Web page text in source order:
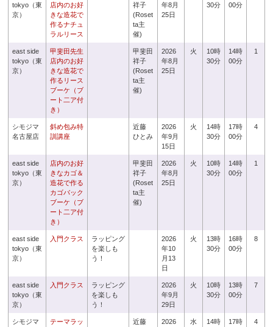
tokyo（東
京）
店内のお好
きな造花で
作るナチュ
ラルリース
祥子
(Roset
ta主
催)
年8月
25日
30分
00分
east side
tokyo（東
京）
甲斐田先生
店内のお好
きな造花で
作るリース
ブーケ（ブ
ート二ア付
き）
甲斐田
祥子
(Roset
ta主
催)
2026
年8月
25日
火
10時
30分
14時
00分
1
シモジマ
名古屋店
斜め包み特
訓講座
近藤
ひとみ
2026
年9月
15日
火
14時
30分
17時
00分
4
east side
tokyo（東
京）
店内のお好
きなカゴ＆
造花で作る
カゴバック
ブーケ（ブ
ート二ア付
き）
甲斐田
祥子
(Roset
ta主
催)
2026
年8月
25日
火
10時
30分
14時
00分
1
east side
tokyo（東
京）
入門クラス
ラッピング
を楽しも
う！
2026
年10
月13
日
火
13時
30分
16時
00分
8
east side
tokyo（東
京）
入門クラス
ラッピング
を楽しも
う！
2026
年9月
29日
火
10時
30分
13時
00分
7
シモジマ
テーマラッ
近藤
2026
水
14時
17時
4